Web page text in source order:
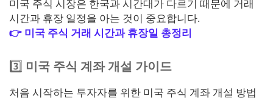
미국 주식 시장은 한국과 시간대가 다르기 때문에 거래
시간과 휴장 일정을 아는 것이 중요합니다.
👉 미국 주식 거래 시간과 휴장일 총정리
3️⃣ 미국 주식 계좌 개설 가이드
처음 시작하는 투자자를 위한 미국 주식 계좌 개설 방법